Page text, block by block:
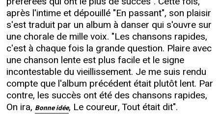
après l'intime et dépouillé "En passant", son plaisir
s'est traduit par un album à danser qui s'ouvre sur
une chorale de mille voix. "Les chansons rapides,
c'est à chaque fois la grande question. Plaire avec
une chanson lente est plus facile et le signe
incontestable du vieillissement. Je me suis rendu
compte que l'album précédent était plutôt lent. Par
contre, les succès ont été des chansons rapides,
On ira, Bonne idée, Le coureur, Tout était dit".